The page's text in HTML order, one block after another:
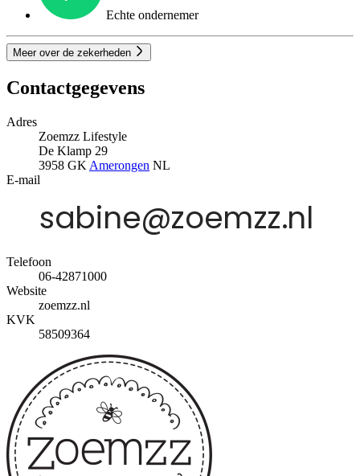
Echte ondernemer
Meer over de zekerheden
Contactgegevens
Adres
Zoemzz Lifestyle
De Klamp 29
3958 GK Amerongen NL
E-mail
Telefoon
06-42871000
Website
zoemzz.nl
KVK
58509364